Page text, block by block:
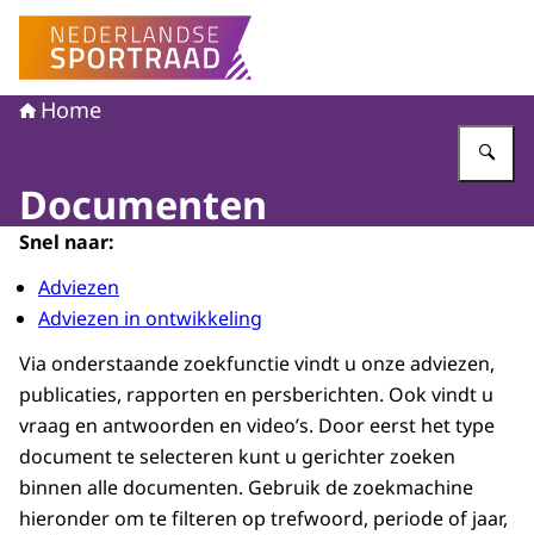
Naar de homepage van Nederlandse Sportraad
Home
Documenten
Snel naar:
Adviezen
Adviezen in ontwikkeling
Via onderstaande zoekfunctie vindt u onze adviezen,
publicaties, rapporten en persberichten. Ook vindt u
vraag en antwoorden en video’s. Door eerst het type
document te selecteren kunt u gerichter zoeken
binnen alle documenten. Gebruik de zoekmachine
hieronder om te filteren op trefwoord, periode of jaar,